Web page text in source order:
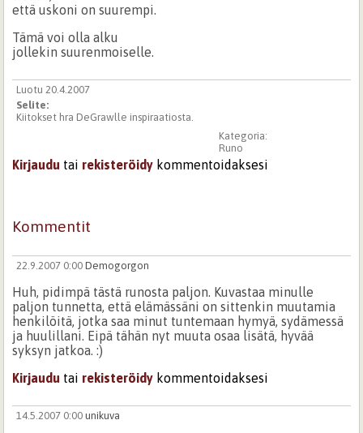
että uskoni on suurempi.
Tämä voi olla alku
jollekin suurenmoiselle.
Luotu 20.4.2007
Selite:
Kiitokset hra DeGrawlle inspiraatiosta.
Kategoria:
Runo
Kirjaudu tai rekisteröidy kommentoidaksesi
Kommentit
22.9.2007 0:00 Demogorgon
Huh, pidimpä tästä runosta paljon. Kuvastaa minulle
paljon tunnetta, että elämässäni on sittenkin muutamia
henkilöitä, jotka saa minut tuntemaan hymyä, sydämessä
ja huulillani. Eipä tähän nyt muuta osaa lisätä, hyvää
syksyn jatkoa. :)
Kirjaudu tai rekisteröidy kommentoidaksesi
14.5.2007 0:00 unikuva